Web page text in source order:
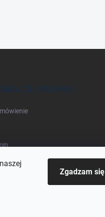
Zgadzam się
PRAWNE